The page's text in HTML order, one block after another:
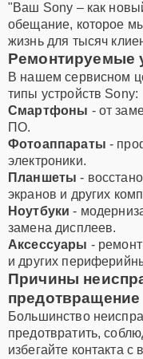
"Ваш Sony – как
обещание, которое
жизнь для тысяч
Ремонтируемые
В нашем сервисном
типы устройств Sony:
Смартфоны - от
ПО.
Фотоаппараты -
электроники.
Планшеты -
экранов и других
Ноутбуки -
замена дисплеев.
Аксессуары -
и других
Причины
предотвращение
Большинство
предотвратить,
избегайте контакта